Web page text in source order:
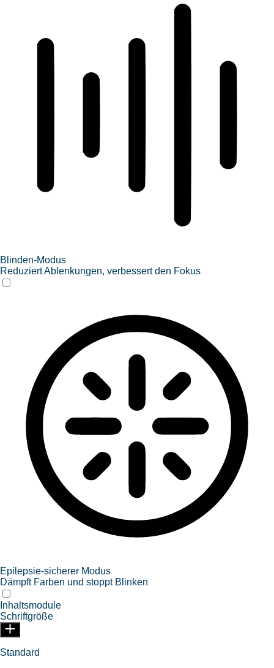
Blinden-Modus
Reduziert Ablenkungen, verbessert den Fokus
Epilepsie-sicherer Modus
Dämpft Farben und stoppt Blinken
Inhaltsmodule
Schriftgröße
Standard